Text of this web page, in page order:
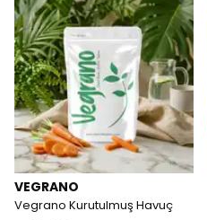
VEGRANO
Vegrano Kurutulmuş Havuç